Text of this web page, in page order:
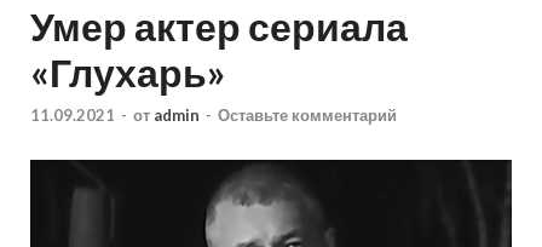
Умер актер сериала
«Глухарь»
11.09.2021 - от admin - Оставьте комментарий